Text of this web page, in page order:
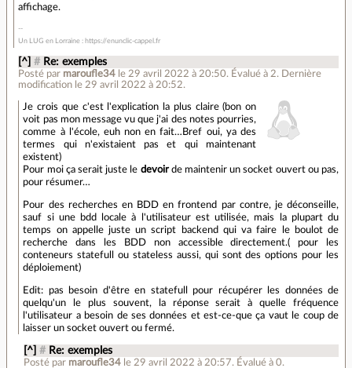
affichage.
Un LUG en Lorraine : https://enunclic-cappel.fr
[^] # Re: exemples
Posté par maroufle34 le 29 avril 2022 à 20:50. Évalué à2. Dernière
modification le 29 avril 2022 à 20:52.
Je crois que c'est l'explication la plus claire (bon on
voit pas mon message vu que j'ai des notes pourries,
comme à l'école, euh non en fait…Bref oui, ya des
termes qui n'existaient pas et qui maintenant
existent)
Pour moi ça serait juste le devoirde maintenir un socket ouvert ou pas,
pour résumer…
Pour des recherches en BDD en frontend par contre, je déconseille,
sauf si une bdd locale à l'utilisateur est utilisée, mais la plupart du
temps on appelle juste un script backend qui va faire le boulot de
recherche dans les BDD non accessible directement.( pour les
conteneurs statefull ou stateless aussi, qui sont des options pour les
déploiement)
Edit: pas besoin d'être en statefull pour récupérer les données de
quelqu'un le plus souvent, la réponse serait à quelle fréquence
l'utilisateur a besoin de ses données et est-ce-que ça vaut le coup de
laisser un socket ouvert ou fermé.
[^] # Re: exemples
Posté par maroufle34 le 29 avril 2022 à 20:57. Évalué à 0.